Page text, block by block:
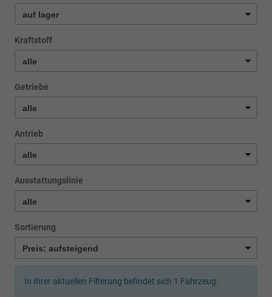
Kraftstoff
Getriebe
Antrieb
Ausstattungslinie
Sortierung
In Ihrer aktuellen Filterung befindet sich 1 Fahrzeug: